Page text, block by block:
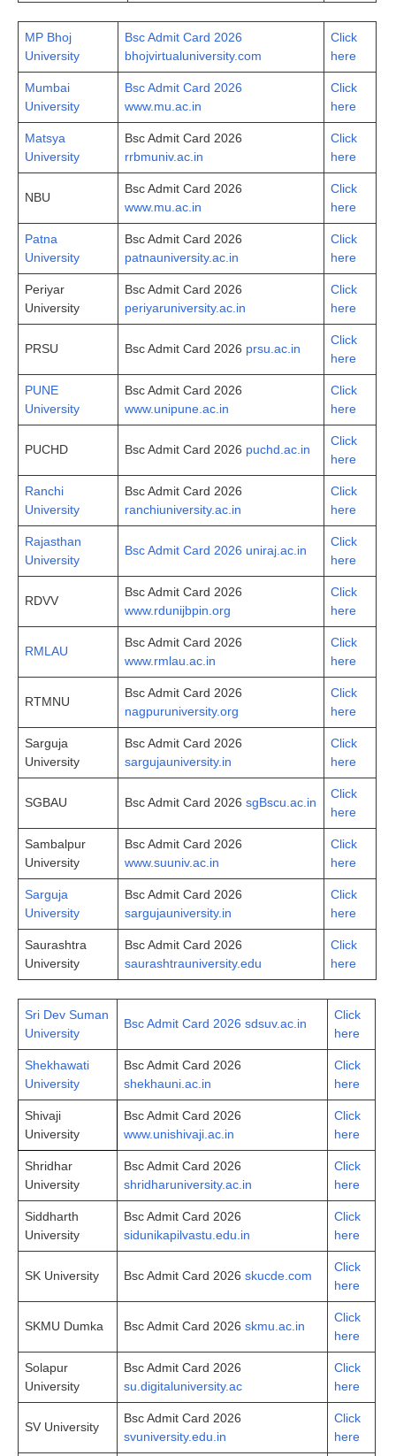
MP Bhoj
University
Bsc Admit Card 2026
bhojvirtualuniversity.com
Click
here
Mumbai
University
Bsc Admit Card 2026
www.mu.ac.in
Click
here
Matsya
University
Bsc Admit Card 2026
rrbmuniv.ac.in
Click
here
NBU
Bsc Admit Card 2026
www.mu.ac.in
Click
here
Patna
University
Bsc Admit Card 2026
patnauniversity.ac.in
Click
here
Periyar
University
Bsc Admit Card 2026
periyaruniversity.ac.in
Click
here
PRSU Bsc Admit Card 2026 prsu.ac.in
Click
here
PUNE
University
Bsc Admit Card 2026
www.unipune.ac.in
Click
here
PUCHD Bsc Admit Card 2026 puchd.ac.in
Click
here
Ranchi
University
Bsc Admit Card 2026
ranchiuniversity.ac.in
Click
here
Rajasthan
University
Bsc Admit Card 2026 uniraj.ac.in
Click
here
RDVV
Bsc Admit Card 2026
www.rdunijbpin.org
Click
here
RMLAU
Bsc Admit Card 2026
www.rmlau.ac.in
Click
here
RTMNU
Bsc Admit Card 2026
nagpuruniversity.org
Click
here
Sarguja
University
Bsc Admit Card 2026
sargujauniversity.in
Click
here
SGBAU Bsc Admit Card 2026 sgBscu.ac.in
Click
here
Sambalpur
University
Bsc Admit Card 2026
www.suuniv.ac.in
Click
here
Sarguja
University
Bsc Admit Card 2026
sargujauniversity.in
Click
here
Saurashtra
University
Bsc Admit Card 2026
saurashtrauniversity.edu
Click
here
Sri Dev Suman
University
Bsc Admit Card 2026 sdsuv.ac.in
Click
here
Shekhawati
University
Bsc Admit Card 2026
shekhauni.ac.in
Click
here
Shivaji
University
Bsc Admit Card 2026
www.unishivaji.ac.in
Click
here
Shridhar
University
Bsc Admit Card 2026
shridharuniversity.ac.in
Click
here
Siddharth
University
Bsc Admit Card 2026
sidunikapilvastu.edu.in
Click
here
SK University Bsc Admit Card 2026 skucde.com
Click
here
SKMU Dumka Bsc Admit Card 2026 skmu.ac.in
Click
here
Solapur
University
Bsc Admit Card 2026
su.digitaluniversity.ac
Click
here
SV University
Bsc Admit Card 2026
svuniversity.edu.in
Click
here